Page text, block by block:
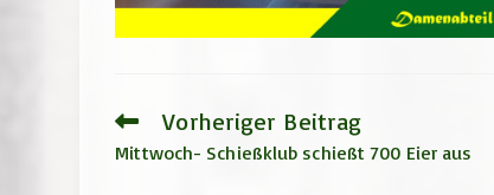
Weitere
Artikel
ansehen
Vorheriger Beitrag
Mittwoch- Schießklub schießt 700 Eier aus